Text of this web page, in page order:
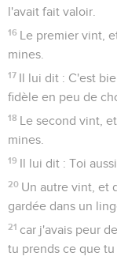
l'avait fait valoir.
16 Le premier vint,
mines.
17 Il lui dit : C'est
fidèle en peu de
18 Le second vint,
mines.
19 Il lui dit : Toi
20 Un autre vint, et
gardée dans un
21 car j'avais peur
tu prends ce que